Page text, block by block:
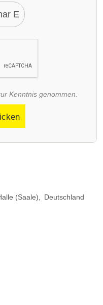
Kenntnis genommen.
(Saale)
Deutschland